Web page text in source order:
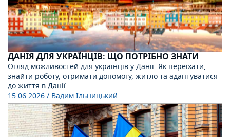
ДАНІЯ ДЛЯ УКРАЇНЦІВ: ЩО ПОТРІБНО ЗНАТИ
Огляд можливостей для українців у Данії. Як переїхати,
знайти роботу, отримати допомогу, житло та адаптуватися
до життя в Данії
15.06.2026/ Вадим Ільницький